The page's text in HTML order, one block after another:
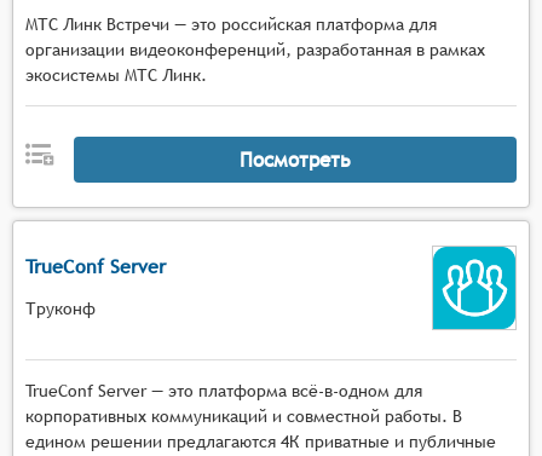
МТС Линк Встречи — это российская платформа для
организации видеоконференций, разработанная в рамках
экосистемы МТС Линк.
Посмотреть
TrueConf Server
Труконф
TrueConf Server — это платформа всё-в-одном для
корпоративных коммуникаций и совместной работы. В
едином решении предлагаются 4К приватные и публичные